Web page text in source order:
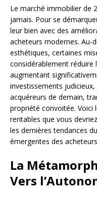
Le marché immobilier de
jamais. Pour se
leur bien avec des
acheteurs modernes. Au-
esthétiques, certaines
considérablement
augmentant
investissements
acquéreurs de demain,
propriété convoitée. Voici
rentables que vous
les dernières tendances
émergentes des
La
Vers